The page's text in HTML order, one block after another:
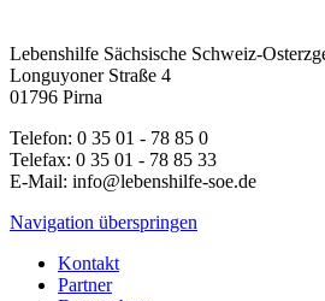
Lebenshilfe Sächsische Schweiz-
Longuyoner Straße 4
01796 Pirna
Telefon: 0 35 01 - 78 85 0
Telefax: 0 35 01 - 78 85 33
E-Mail: info@lebenshilfe-soe.de
Navigation überspringen
Kontakt
Partner